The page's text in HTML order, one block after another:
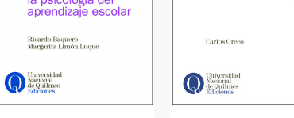
Serie Clásicos latinoamericanos
Música y ciencia
Nuevos enfoques en ciencia y tecnología